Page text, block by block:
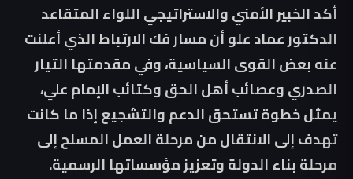
أكد الخبير الأمني والاستراتيجي اللواء المتقاعد
الدكتور عماد علو أن مسار فك الارتباط الذي أعلنت
عنه بعض القوى السياسية، وفي مقدمتها التيار
الصدري وعصائب أهل الحق وكتائب الإمام علي،
يمثل خطوة تستحق الدعم والتشجيع إذا ما كانت
تهدف إلى الانتقال من مرحلة العمل المسلح إلى
مرحلة بناء الدولة وتعزيز مؤسساتها الرسمية.